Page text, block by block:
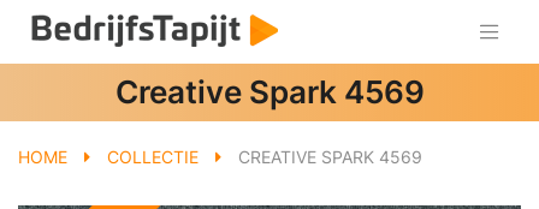
Creative Spark 4569
HOME COLLECTIE CREATIVE SPARK 4569